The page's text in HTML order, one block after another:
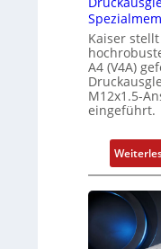
Kaiser
A4 (V4A)
M12x1.5-
eingeführt.